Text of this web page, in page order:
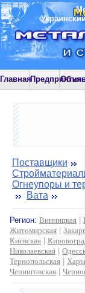
ГлавнаяПредприятия
Поставщики
Огнеупоры и
Вата
Регион: Винницкая
Житомирская
Киевская
Николаевская
Тернопольская
Черниговская